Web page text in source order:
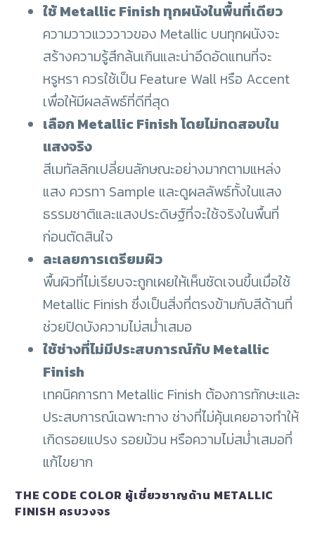
ใช้ Metallic Finish ทุกผนังในพื้นที่เดียว
ความวาวแวววาวของ Metallic บนทุกผนังจะ
สร้างความรู้สึกล้นเกินและน่าอึดอัดแทนที่จะ
หรูหรา ควรใช้เป็น Feature Wall หรือ Accent
เพื่อให้มีผลลัพธ์ที่ดีที่สุด
เลือก Metallic Finish โดยไม่ทดสอบใน
แสงจริง
สีเมทัลลิกเปลี่ยนลักษณะอย่างมากตามแหล่ง
แสง ควรทา Sample และดูผลลัพธ์ทั้งในแสง
ธรรมชาติและแสงประดิษฐ์ที่จะใช้จริงในพื้นที่
ก่อนตัดสินใจ
ละเลยการเตรียมผิว
พื้นผิวที่ไม่เรียบจะถูกเผยให้เห็นชัดเจนขึ้นเมื่อใช้
Metallic Finish ซึ่งเป็นสิ่งที่ตรงข้ามกับสีด้านที่
ช่วยปิดบังความไม่สม่ำเสมอ
ใช้ช่างที่ไม่มีประสบการณ์กับ Metallic
Finish
เทคนิคการทา Metallic Finish ต้องการทักษะและ
ประสบการณ์เฉพาะทาง ช่างที่ไม่คุ้นเคยอาจทำให้
เกิดรอยแปรง รอยม้วน หรือความไม่สม่ำเสมอที่
แก้ไขยาก
THE CODE COLOR ผู้เชี่ยวชาญด้าน METALLIC
FINISH ครบวงจร